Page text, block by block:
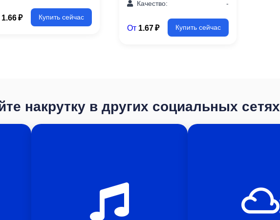
1.66 ₽ Купить сейчас
Качество:
-
От 1.67 ₽ Купить сейчас
накрутку в других социальных сетях